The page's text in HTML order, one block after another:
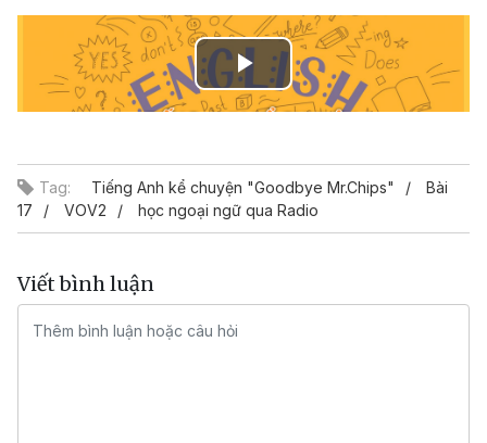
Play
Tag: Tiếng Anh kể chuyện "Goodbye Mr.Chips"
Bài
17
VOV2 học ngoại ngữ qua Radio
Viết bình luận